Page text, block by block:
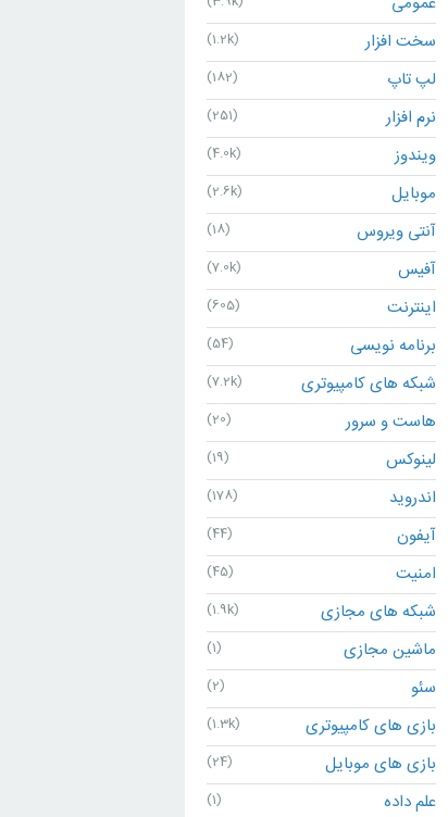
سخت افزار (1.2k)
لپ تاپ (182)
نرم افزار (251)
ویندوز (4.0k)
موبایل (2.6k)
آنتی ویروس (18)
آفیس (7.0k)
اینترنت (605)
برنامه نویسی (54)
شبکه های کامپیوتری (7.2k)
هاست و سرور (20)
لینوکس (19)
اندروید (178)
آیفون (44)
امنیت (45)
شبکه های مجازی (1.9k)
ماشین مجازی (1)
سئو (2)
بازی های کامپیوتری (1.3k)
بازی های موبایل (24)
علم داده (1)